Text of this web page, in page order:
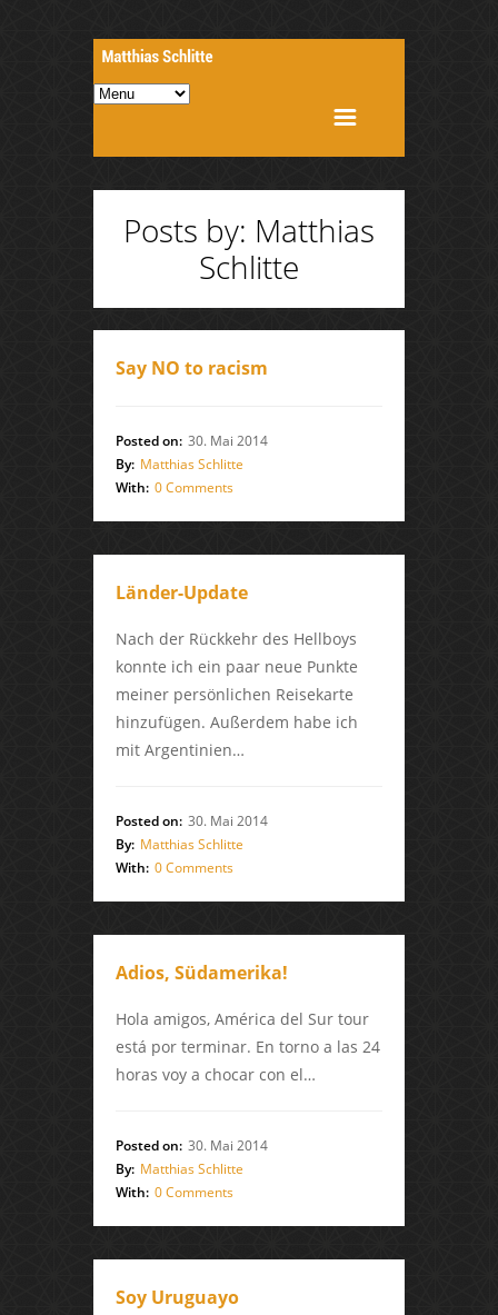
Posts by: Matthias
Schlitte
Say NO to racism
Posted on: 30. Mai 2014
By: Matthias Schlitte
With: 0 Comments
Länder-Update
Nach der Rückkehr des Hellboys
konnte ich ein paar neue Punkte
meiner persönlichen Reisekarte
hinzufügen. Außerdem habe ich
mit Argentinien…
Posted on: 30. Mai 2014
By: Matthias Schlitte
With: 0 Comments
Adios, Südamerika!
Hola amigos, América del Sur tour
está por terminar. En torno a las 24
horas voy a chocar con el…
Posted on: 30. Mai 2014
By: Matthias Schlitte
With: 0 Comments
Soy Uruguayo